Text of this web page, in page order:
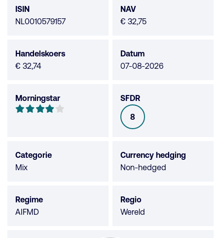
data
ISIN
NL0010579157
NAV
€ 32,75
Handelskoers
€ 32,74
Datum
07-08-2026
Morningstar
Morningstar
4
sterren
SFDR
SFDR
8
Categorie
Mix
Currency hedging
Non-hedged
Regime
AIFMD
Regio
Wereld